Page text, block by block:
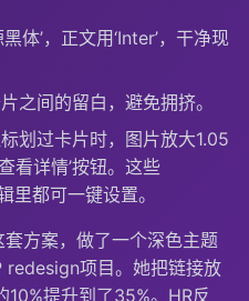
体’，正文用‘Inter’，干净现
之间的留白，避免拥挤。
划过卡片时，图片放大1.05
看详情’按钮。这些
都可一键设置。
套方案，做了一个深色主题
redesign项目。她把链接放
提升到了35%。HR反